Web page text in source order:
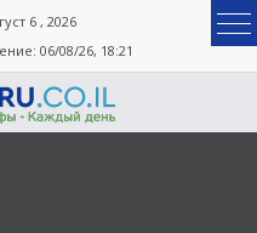
6 , 2026
06/08/26, 18:21